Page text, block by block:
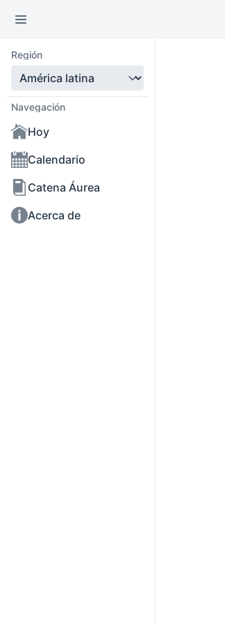
Región
Navegación
Hoy
Calendario
Catena Áurea
Acerca de